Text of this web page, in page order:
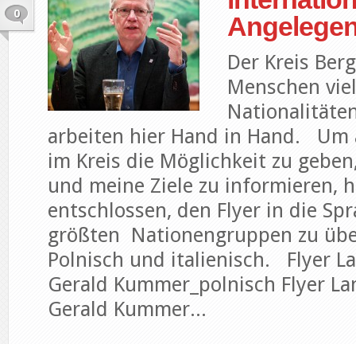
0
Der Kreis
Menschen
arbeiten hier Hand in Hand. Um
im Kreis die Möglichkeit zu
und meine Ziele zu informieren,
entschlossen, den Flyer in die
größten Nationengruppen zu
Polnisch und italienisch. Flyer
Gerald Kummer_polnisch Flyer
Gerald Kummer...